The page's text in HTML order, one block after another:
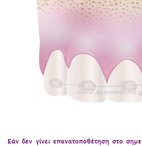
Εάν δεν γίνει επανατοποθέτηση στο